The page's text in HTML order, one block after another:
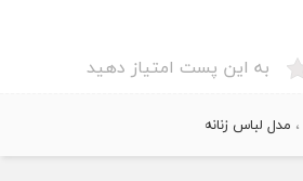
به این پست امتیاز دهید
، مدل لباس زنانه